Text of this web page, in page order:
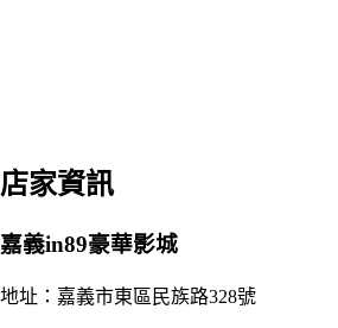
店家資訊
嘉義in89豪華影城
地址：嘉義市東區民族路328號